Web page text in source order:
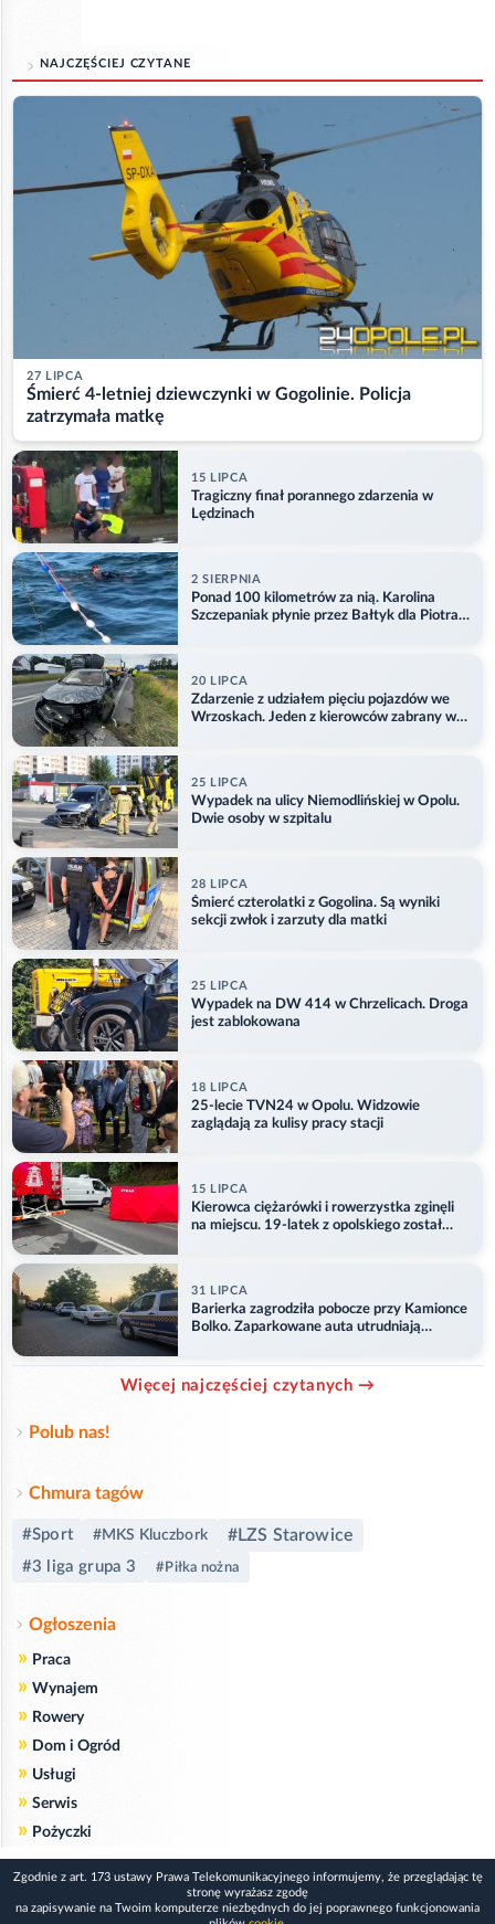
NAJCZĘŚCIEJ CZYTANE
27 LIPCA
Śmierć 4-letniej dziewczynki w Gogolinie. Policja
zatrzymała matkę
15 LIPCA
Tragiczny finał porannego zdarzenia w
Lędzinach
2 SIERPNIA
Ponad 100 kilometrów za nią. Karolina
Szczepaniak płynie przez Bałtyk dla Piotra.
20 LIPCA
Zdarzenie z udziałem pięciu pojazdów we
Wrzoskach. Jeden z kierowców zabrany w
25 LIPCA
Wypadek na ulicy Niemodlińskiej w Opolu.
Dwie osoby w szpitalu
28 LIPCA
Śmierć czterolatki z Gogolina. Są wyniki
sekcji zwłok i zarzuty dla matki
25 LIPCA
Wypadek na DW 414 w Chrzelicach. Droga
jest zablokowana
18 LIPCA
25-lecie TVN24 w Opolu. Widzowie
zaglądają za kulisy pracy stacji
15 LIPCA
Kierowca ciężarówki i rowerzystka zginęli
na miejscu. 19-latek z opolskiego został
31 LIPCA
Barierka zagrodziła pobocze przy Kamionce
Bolko. Zaparkowane auta utrudniają
Więcej najczęściej czytanych →
Polub nas!
Chmura tagów
#Sport #MKS Kluczbork #LZS Starowice
#3 liga grupa 3 #Piłka nożna
Ogłoszenia
» Praca
» Wynajem
» Rowery
» Dom i Ogród
» Usługi
» Serwis
» Pożyczki
Zgodnie z art. 173 ustawy Prawa Telekomunikacyjnego informujemy, że przeglądając tę
stronę wyrażasz zgodę
na zapisywanie na Twoim komputerze niezbędnych do jej poprawnego funkcjonowania